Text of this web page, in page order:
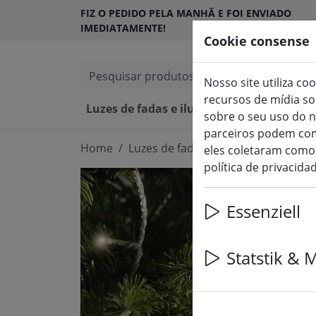
FIZ O PEDIDO PELA MANHÃ E FOI ENVIADO
IMEDIATAMENTE!
Pesquisar produtos
Luzes de fadas e iluminação Velas
Home Luzes de fadas e iluminação
Cookie consense
Nosso site utiliza
recursos de mídia
sobre o seu uso do
parceiros podem
eles coletaram
política de
Essenziell
Statstik &